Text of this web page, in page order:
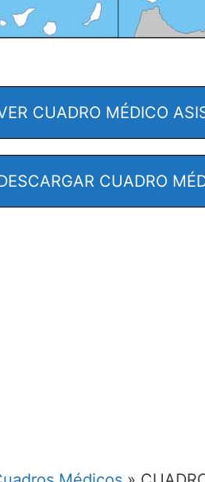
CUADRO MÉDICO
CUADRO